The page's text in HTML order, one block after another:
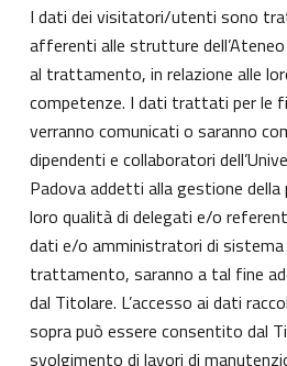
I dati dei visitatori/utenti sono
afferenti alle strutture
al trattamento, in relazione alle
competenze. I dati trattati per le
verranno comunicati o saranno
dipendenti e collaboratori
Padova addetti alla gestione
loro qualità di delegati e/o
dati e/o amministratori di sistema
trattamento, saranno a tal fine
dal Titolare. L’accesso ai dati
sopra può essere consentito dal
svolgimento di lavori di